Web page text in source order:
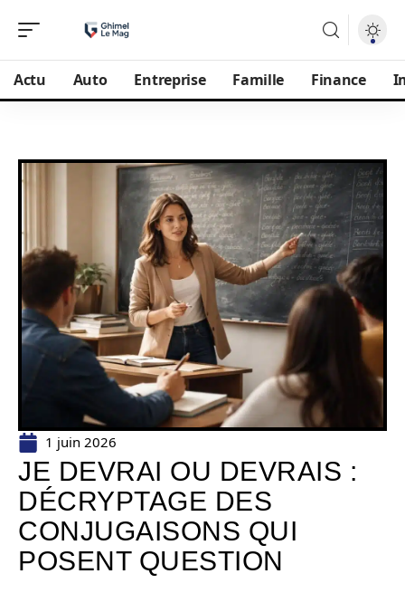
Actu Auto Entreprise Famille Finance
1 juin 2026
JE DEVRAI OU DEVRAIS :
DÉCRYPTAGE DES
CONJUGAISONS QUI
POSENT QUESTION